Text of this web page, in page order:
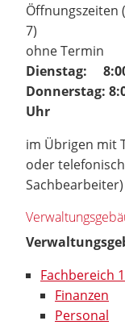
Öffnungszeiten
7)
ohne Termin
Dienstag:
Donnerstag:
Uhr
im Übrigen mit
oder
Sachbearbeiter)
Fachbereich
Finanzen
Personal